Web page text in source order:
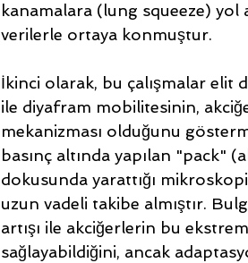
kanamalara (lung squeeze) yol
verilerle ortaya konmuştur.
İkinci olarak, bu çalışmalar elit
ile diyafram mobilitesinin,
mekanizması olduğunu
basınç altında yapılan "pack"
dokusunda yarattığı
uzun vadeli takibe almıştır.
artışı ile akciğerlerin bu
sağlayabildiğini, ancak